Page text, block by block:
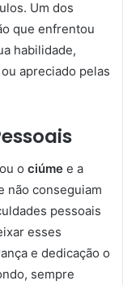
Um dos
que enfrentou
habilidade,
apreciado pelas
o ciúme e a
não conseguiam
pessoais
esses
e dedicação o
sempre